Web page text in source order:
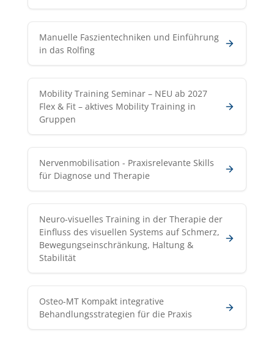
Manuelle Faszientechniken und Einführung
in das Rolfing
Mobility Training Seminar – NEU ab 2027
Flex & Fit – aktives Mobility Training in
Gruppen
Nervenmobilisation - Praxisrelevante Skills
für Diagnose und Therapie
Neuro-visuelles Training in der Therapie der
Einfluss des visuellen Systems auf Schmerz,
Bewegungseinschränkung, Haltung &
Stabilität
Osteo-MT Kompakt integrative
Behandlungsstrategien für die Praxis